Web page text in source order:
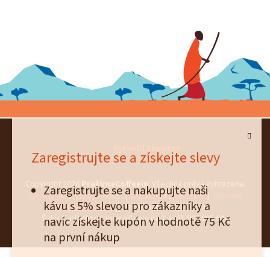
Zaregistrujte se a získejte slevy
Zaregistrujte se a nakupujte naši
kávu s 5% slevou pro zákazníky a
navíc získejte kupón v hodnotě 75 Kč
na první nákup
Copyright 2026 PražírnaCoffeein. Všechna práva vyhrazena.
Upravit nastavení cookies | Obchodní podmínky|
osobních údajů| Hlavné námestie 2, 93601
Šahy | info@prazirnacoffeein.cz | +421 905 885 644